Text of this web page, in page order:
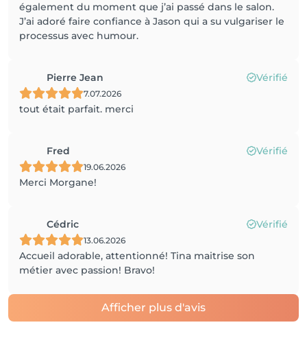
également du moment que j’ai passé dans le salon.
J’ai adoré faire confiance à Jason qui a su vulgariser le
processus avec humour.
Pierre Jean Vérifié
7.07.2026
tout était parfait. merci
Fred Vérifié
19.06.2026
Merci Morgane!
Cédric Vérifié
13.06.2026
Accueil adorable, attentionné! Tina maitrise son
métier avec passion! Bravo!
Afficher plus d'avis